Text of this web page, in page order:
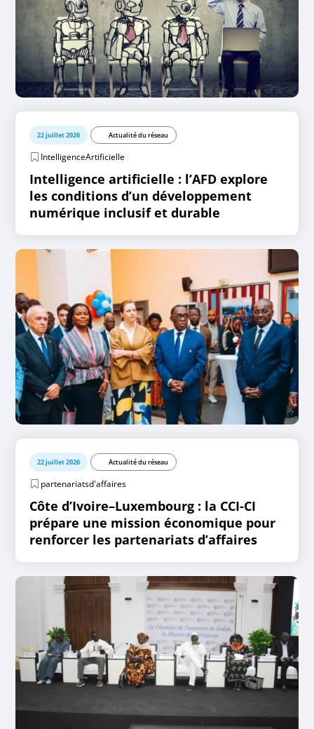
22 juillet 2026 Actualité du réseau
IntelligenceArtificielle
Intelligence artificielle : l’AFD explore
les conditions d’un développement
numérique inclusif et durable
22 juillet 2026 Actualité du réseau
partenariatsd'affaires
Côte d’Ivoire–Luxembourg : la CCI-CI
prépare une mission économique pour
renforcer les partenariats d’affaires